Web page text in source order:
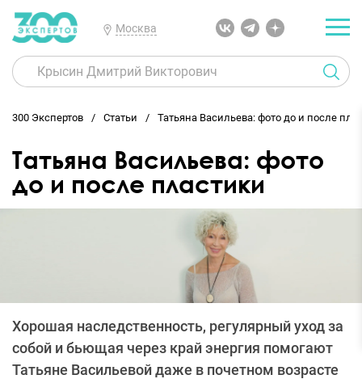
Москва
300 Экспертов Статьи Татьяна Васильева: фото до и после
Татьяна Васильева: фото
до и после пластики
Хорошая наследственность, регулярный уход за
собой и бьющая через край энергия помогают
Татьяне Васильевой даже в почетном возрасте